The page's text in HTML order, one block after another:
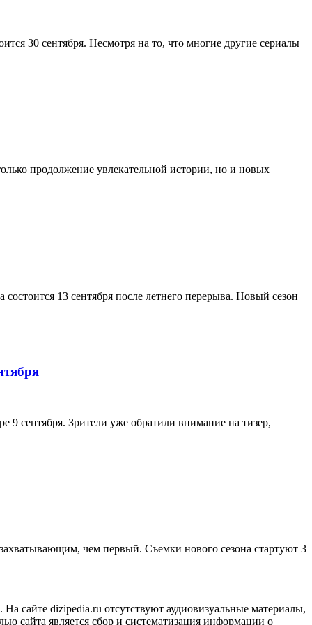
30 сентября. Несмотря на то, что многие другие сериалы
продолжение увлекательной истории, но и новых
13 сентября после летнего перерыва. Новый сезон
9 сентября. Зрители уже обратили внимание на тизер,
чем первый. Съемки нового сезона стартуют 3
сайте dizipedia.ru отсутствуют аудиовизуальные материалы,
сайта является сбор и систематизация информации о